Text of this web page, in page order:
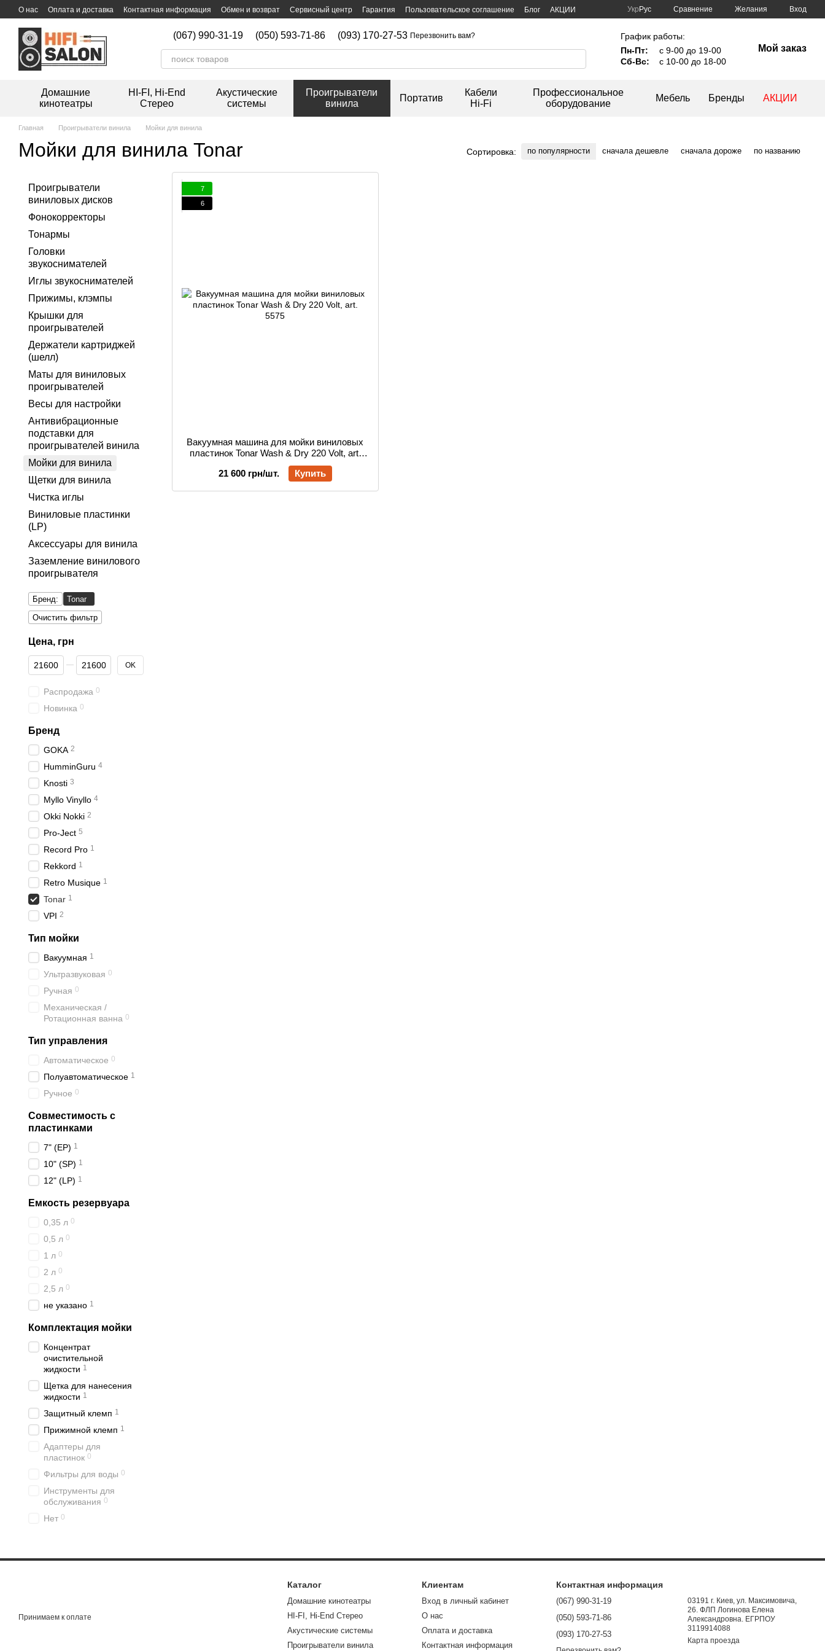
Перейти к основному контенту
О нас Оплата и доставка Контактная информация Обмен и возврат Сервисный центр Гарантия Пользовательское соглашение Блог
АКЦИИ
Укр Рус Сравнение Желания Вход
(067) 990-31-19 (050) 593-71-86 (093) 170-27-53 Перезвонить вам?
График работы:
Пн-Пт:
с 9-00 до 19-00
Сб-Вс:
с 10-00 до 18-00
Мой заказ
Домашние
кинотеатры
HI-FI, Hi-End
Стерео
Акустические
системы
Проигрыватели
винила
Портатив
Кабели
Hi-Fi
Профессиональное
оборудование
Мебель Бренды АКЦИИ
Главная Проигрыватели винила Мойки для винила
Мойки для винила Tonar Сортировка: по популярности сначала дешевле сначала дороже по названию
7
6
Вакуумная машина для мойки виниловых
пластинок Tonar Wash & Dry 220 Volt, art.
21 600 грн/шт.
Купить
Проигрыватели
виниловых дисков
Фонокорректоры
Тонармы
Головки
звукоснимателей
Иглы звукоснимателей
Прижимы, клэмпы
Крышки для
проигрывателей
Держатели картриджей
(шелл)
Маты для виниловых
проигрывателей
Весы для настройки
Антивибрационные
подставки для
проигрывателей винила
Мойки для винила
Щетки для винила
Чистка иглы
Виниловые пластинки
(LP)
Аксессуары для винила
Заземление винилового
проигрывателя
Бренд:
Tonar
Очистить фильтр
Цена, грн
От Цена, грн
До Цена, грн OK
Распродажа 0
Новинка 0
Бренд
GOKA 2
HumminGuru 4
Knosti 3
Myllo Vinyllo 4
Okki Nokki 2
Pro-Ject 5
Record Pro 1
Rekkord 1
Retro Musique 1
Tonar 1
VPI 2
Тип мойки
Вакуумная 1
Ультразвуковая 0
Ручная 0
Механическая /
Ротационная ванна 0
Тип управления
Автоматическое 0
Полуавтоматическое 1
Ручное 0
Совместимость с
пластинками
7" (EP) 1
10" (SP) 1
12" (LP) 1
Емкость резервуара
0,35 л 0
0,5 л 0
1 л 0
2 л 0
2,5 л 0
не указано 1
Комплектация мойки
Концентрат
очистительной
жидкости 1
Щетка для нанесения
жидкости 1
Защитный клемп 1
Прижимной клемп 1
Адаптеры для
пластинок 0
Фильтры для воды 0
Инструменты для
обслуживания 0
Нет 0
Принимаем к оплате
Каталог
Домашние кинотеатры
HI-FI, Hi-End Стерео
Акустические системы
Проигрыватели винила
Клиентам
Вход в личный кабинет
О нас
Оплата и доставка
Контактная информация
Контактная информация
(067) 990-31-19
(050) 593-71-86
(093) 170-27-53
03191 г. Киев, ул. Максимовича,
26. ФЛП Логинова Елена
Александровна. ЕГРПОУ
3119914088
Карта проезда